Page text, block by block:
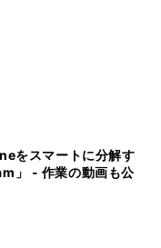
をスマートに分解す
」 - 作業の動画も公